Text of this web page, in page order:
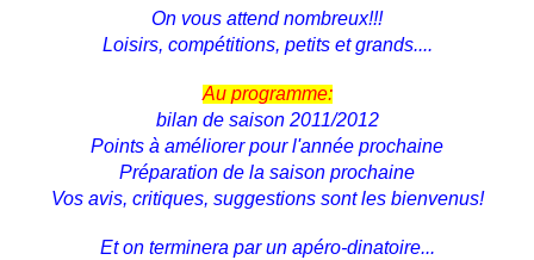
On vous attend nombreux!!!
Loisirs, compétitions, petits et grands....
Au programme:
bilan de saison 2011/2012
Points à améliorer pour l'année prochaine
Préparation de la saison prochaine
Vos avis, critiques, suggestions sont les bienvenus!
Et on terminera par un apéro-dinatoire...